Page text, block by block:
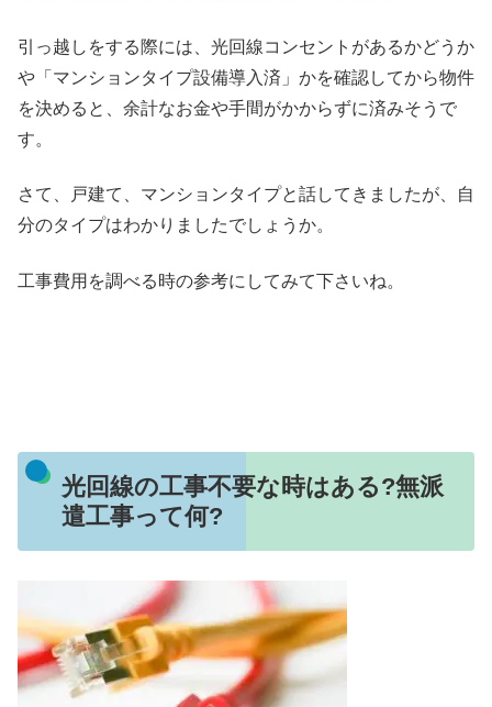
引っ越しをする際には、光回線コンセントがあるかどうか
や「マンションタイプ設備導入済」かを確認してから物件
を決めると、余計なお金や手間がかからずに済みそうで
す。
さて、戸建て、マンションタイプと話してきましたが、自
分のタイプはわかりましたでしょうか。
工事費用を調べる時の参考にしてみて下さいね。
光回線の工事不要な時はある?無派
遣工事って何?